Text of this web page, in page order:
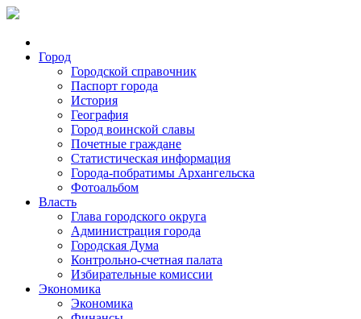
Город
Городской справочник
Паспорт города
История
География
Город воинской славы
Почетные граждане
Статистическая информация
Города-побратимы Архангельска
Фотоальбом
Власть
Глава городского округа
Администрация города
Городская Дума
Контрольно-счетная палата
Избирательные комиссии
Экономика
Экономика